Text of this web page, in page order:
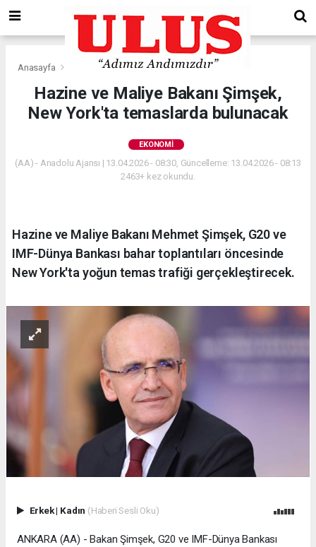
Anasayfa Ekonomi
Hazine ve Maliye Bakanı Şimşek,
New York'ta temaslarda bulunacak
EKONOMI
(AA) - Anadolu Ajansı | 13.04.2026 - 08:30, Güncelleme: 13.04.2026 - 08:13
2463+ kez okundu.
Hazine ve Maliye Bakanı Mehmet Şimşek, G20 ve
IMF-Dünya Bankası bahar toplantıları öncesinde
New York'ta yoğun temas trafiği gerçekleştirecek.
Erkek| Kadın (Haberi Sesli Oku)
ANKARA (AA) - Bakan Şimşek, G20 ve IMF-Dünya Bankası